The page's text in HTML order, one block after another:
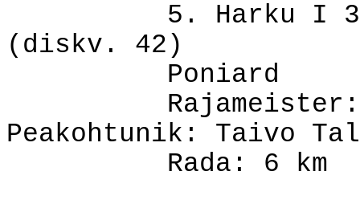
5. Harku I
(diskv. 42)
Poniard
Peakohtunik: Taivo
Rada: 6 km